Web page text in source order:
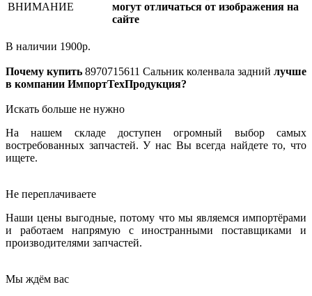
ВНИМАНИЕ
могут отличаться от изображения на
сайте
В наличии 1900р.
Почему купить 8970715611 Сальник коленвала задний лучше
в компании ИмпортТехПродукция?
Искать больше не нужно
На нашем складе доступен огромный выбор самых
востребованных запчастей. У нас Вы всегда найдете то, что
ищете.
Не переплачиваете
Наши цены выгодные, потому что мы являемся импортёрами
и работаем напрямую с иностранными поставщиками и
производителями запчастей.
Мы ждём вас